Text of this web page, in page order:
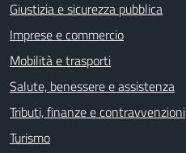
Giustizia e sicurezza pubblica
Imprese e commercio
Mobilità e trasporti
Salute, benessere e assistenza
Tributi, finanze e contravvenzioni
Turismo